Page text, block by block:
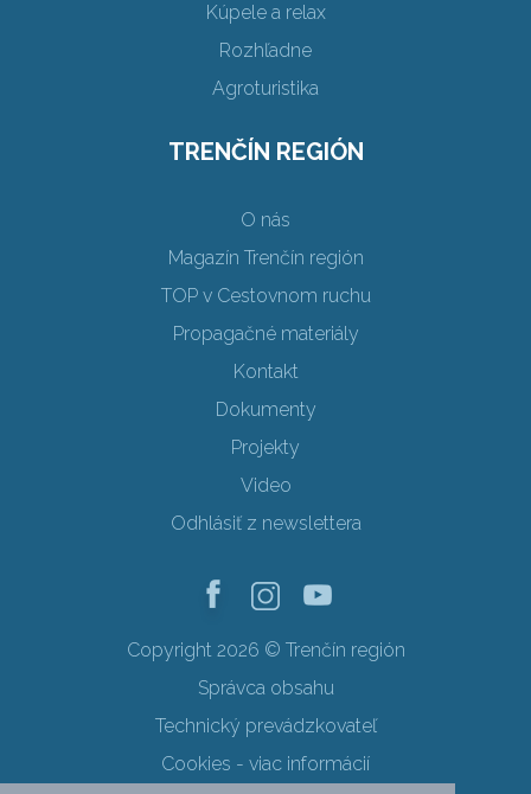
Kúpele a relax
Rozhľadne
Agroturistika
TRENČÍN REGIÓN
O nás
Magazín Trenčín región
TOP v Cestovnom ruchu
Propagačné materiály
Kontakt
Dokumenty
Projekty
Video
Odhlásiť z newslettera
Copyright 2026 © Trenčín región
Správca obsahu
Technický prevádzkovateľ
Cookies - viac informácií